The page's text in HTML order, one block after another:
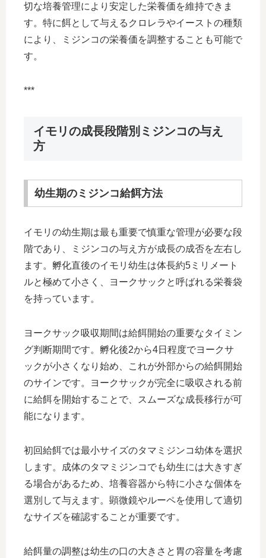
切な培養管理により安定した栄養価を維持できま
す。特に餌として与えるクロレラやイーストの種類
により、ミジンコの栄養価を調整することも可能で
す。
***
イモリの成長段階別ミジンコの与え
方
幼生期のミジンコ給餌方法
イモリの幼生期は最も重要で慎重な管理が必要な段
階であり、ミジンコの与え方が成長の成否を左右し
ます。孵化直後のイモリ幼生は体長約5ミリメート
ルと極めて小さく、ヨークサックと呼ばれる栄養袋
を持っています。
ヨークサック吸収期間は給餌開始の重要なタイミン
グ判断期間です。孵化後2から4日程度でヨークサ
ックが小さくなり始め、これが外部からの給餌開始
のサインです。ヨークサックが完全に吸収される前
に給餌を開始することで、スムーズな成長移行が可
能になります。
初回給餌では最小サイズのタマミジンコ幼体を選択
します。成体のタマミジンコでも幼生には大きすぎ
る場合があるため、培養容器から特に小さな個体を
選別して与えます。顕微鏡やルーペを使用して適切
なサイズを確認することが重要です。
給餌量の調整は幼生の口の大きさと胃の容量を考慮